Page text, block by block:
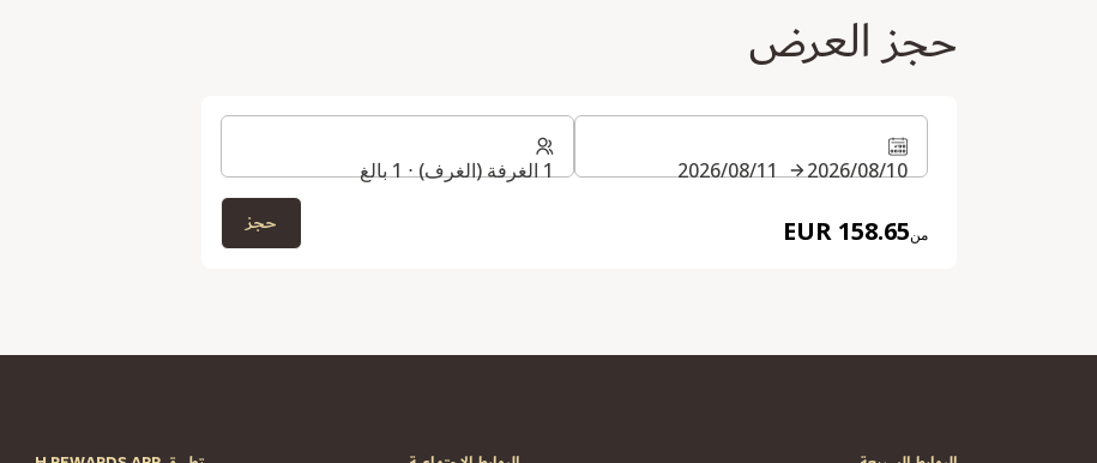
حجز العرض
10‏/08‏/2026
11‏/08‏/2026
من158.65 EUR
1 الغرفة (الغرف) ⋅ 1 بالغ
حجز